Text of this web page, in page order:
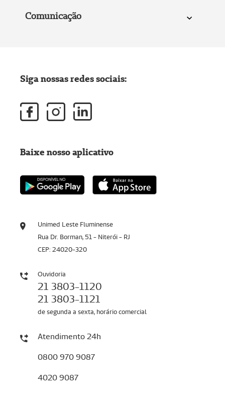
Comunicação
Unimed Leste Fluminense
Rua Dr. Borman, 51 - Niterói - RJ
CEP: 24020-320
Ouvidoria
21 3803-1120
21 3803-1121
de segunda a sexta, horário comercial
Atendimento 24h
0800 970 9087
4020 9087
Siga nossas redes sociais:
Baixe nosso aplicativo